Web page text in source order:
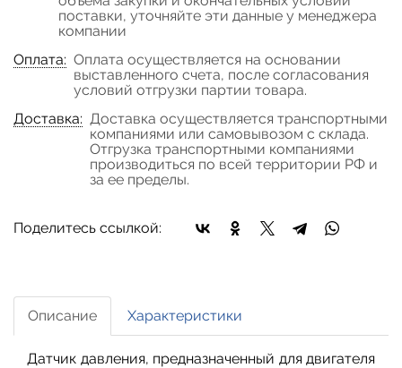
поставки, уточняйте эти данные у менеджера
компании
Оплата: Оплата осуществляется на основании
выставленного счета, после согласования
условий отгрузки партии товара.
Доставка: Доставка осуществляется транспортными
компаниями или самовывозом с склада.
Отгрузка транспортными компаниями
производиться по всей территории РФ и
за ее пределы.
Поделитесь ссылкой:
Описание Характеристики
Датчик давления, предназначенный для двигателя